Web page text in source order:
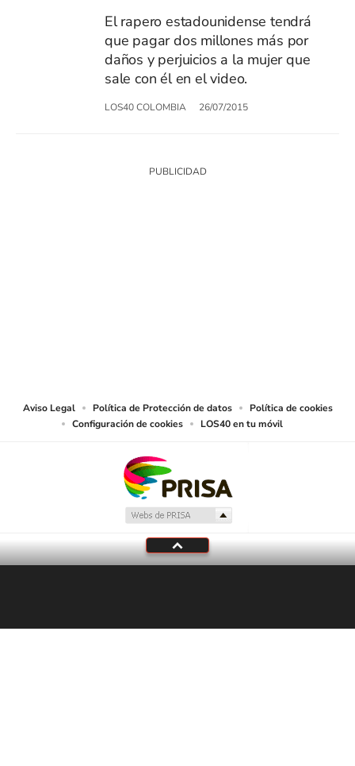
El rapero estadounidense tendrá
que pagar dos millones más por
daños y perjuicios a la mujer que
sale con él en el video.
LOS40 COLOMBIA 26/07/2015
Aviso Legal Política de Protección de datos
Política de cookies
Configuración de cookies
LOS40 en tu móvil